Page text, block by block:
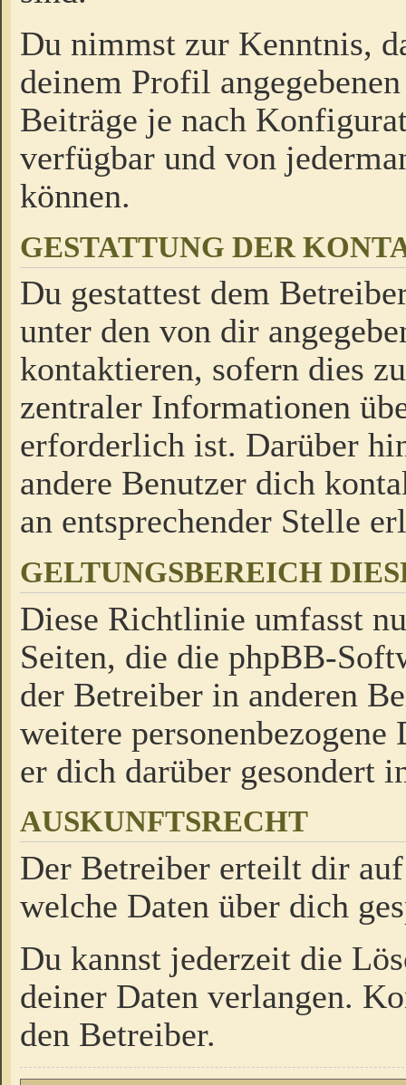
Du nimmst zur Kenntnis,
deinem Profil
Beiträge je nach
verfügbar und von
können.
GESTATTUNG DER
Du gestattest dem
unter den von dir
kontaktieren, sofern dies
zentraler Informationen
erforderlich ist. Darüber
andere Benutzer dich
an entsprechender Stelle
GELTUNGSBEREICH
Diese Richtlinie umfasst
Seiten, die die phpBB-
der Betreiber in anderen
weitere
er dich darüber gesondert
AUSKUNFTSRECHT
Der Betreiber erteilt dir
welche Daten über dich
Du kannst jederzeit die
deiner Daten verlangen.
den Betreiber.